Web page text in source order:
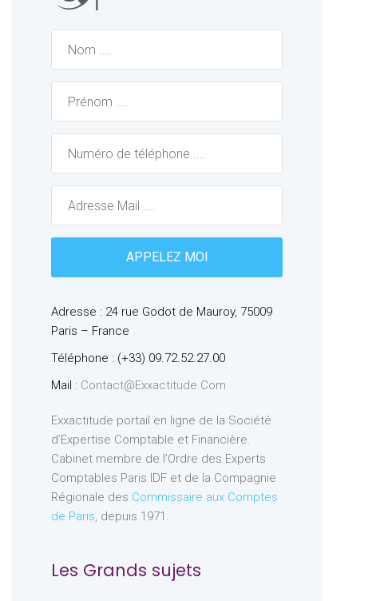
Adresse : 24 rue Godot de Mauroy, 75009
Paris – France
Téléphone : (+33) 09.72.52.27.00
Mail : Contact@exxactitude.com
Exxactitude portail en ligne de la Société
d’Expertise Comptable et Financière.
Cabinet membre de l’Ordre des Experts
Comptables Paris IDF et de la Compagnie
Régionale des Commissaire aux Comptes
de Paris, depuis 1971.
Les Grands sujets